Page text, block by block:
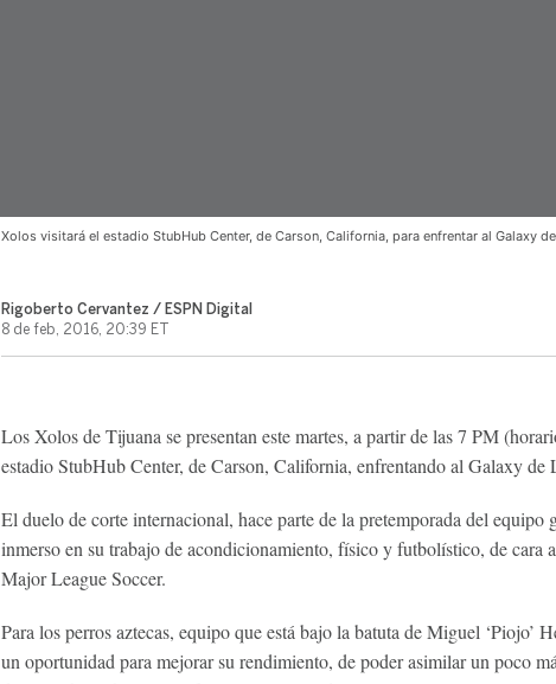
Xolos visitará el estadio StubHub Center, de Carson, California, para enfrentar al Galaxy
Rigoberto Cervantez / ESPN Digital
8 de feb, 2016, 20:39 ET
Los Xolos de Tijuana se presentan este martes, a partir de las 7 PM
estadio StubHub Center, de Carson, California, enfrentando al Galaxy de
El duelo de corte internacional, hace parte de la pretemporada del equipo
inmerso en su trabajo de acondicionamiento, físico y futbolístico, de cara
Major League Soccer.
Para los perros aztecas, equipo que está bajo la batuta de Miguel ‘Piojo’
un oportunidad para mejorar su rendimiento, de poder asimilar un poco